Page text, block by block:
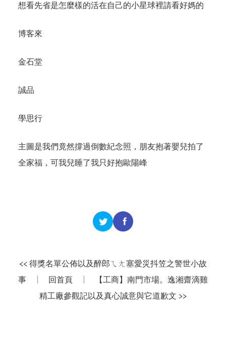
想看先省是怎麼樣的活在自己的小星球裡請看好媽的
博客來
金石堂
誠品
學思行
主圖是我們竟然撐過倒數紀念照，朋友抱著嬰兒拍了
全家福，可我兒睡了我只好抱歐陽峰
<< 得獎名單公佈以及醉郎ㄟㄤ塞愛災抖笠之警世小故
事
回首頁
【工商】南門市場。逸湘齋滴雞
精工廠參觀記以及真心誠意與它道歉文 >>